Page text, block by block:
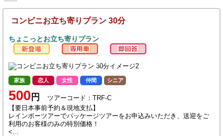
コンビニお立ち寄りプラン 30分
ちょこっとお立ち寄りプラン
家族 恋人 女性 仲間 シニア
500 円
ツアーコード：TRF-C
【要日本事前予約＆現地支払】
レインボーツアーでパッケージツアーをお申込みいただき、送迎をご
利用のお客様のみの特別価格！
<…